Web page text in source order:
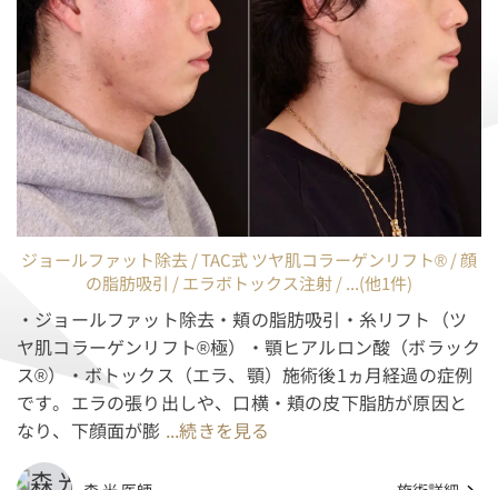
ジョールファット除去 / TAC式 ツヤ肌コラーゲンリフト® / 顔
の脂肪吸引 / エラボトックス注射 / ...(他1件)
・ジョールファット除去・頬の脂肪吸引・糸リフト（ツ
ヤ肌コラーゲンリフト®極）・顎ヒアルロン酸（ボラック
ス®）・ボトックス（エラ、顎）施術後1ヵ月経過の症例
です。エラの張り出しや、口横・頬の皮下脂肪が原因と
なり、下顔面が膨 ...続きを見る